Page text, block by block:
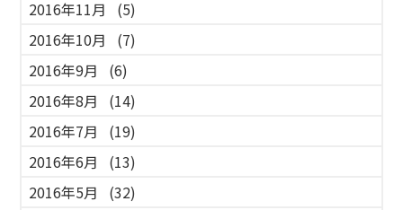
2016年11月
(5)
2016年10月
(7)
2016年9月
(6)
2016年8月
(14)
2016年7月
(19)
2016年6月
(13)
2016年5月
(32)